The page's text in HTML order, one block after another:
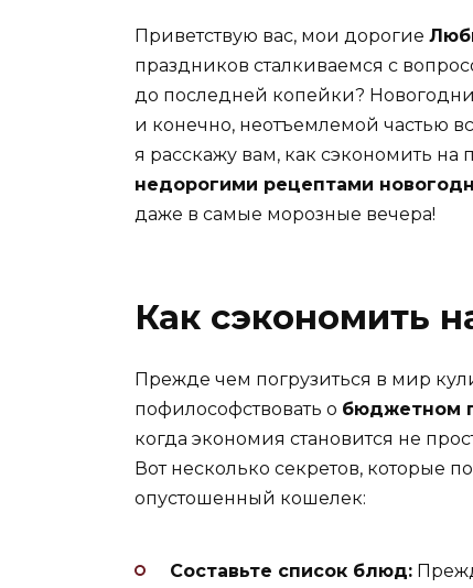
Приветствую вас, мои дорогие
праздников сталкиваемся с
до последней копейки?
и конечно, неотъемлемой частью
я расскажу вам, как сэкономить
недорогими рецептами
даже в самые морозные вечера!
Как сэкономить
Прежде чем погрузиться в мир
пофилософствовать о бюджетном
когда экономия становится не
Вот несколько секретов, которые
опустошенный кошелек:
Составьте список блюд: